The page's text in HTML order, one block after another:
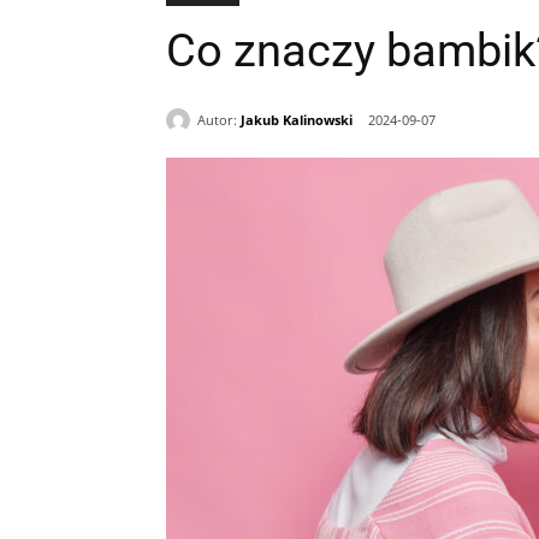
Co znaczy
Autor: Jakub Kalinowski 2024-09-07